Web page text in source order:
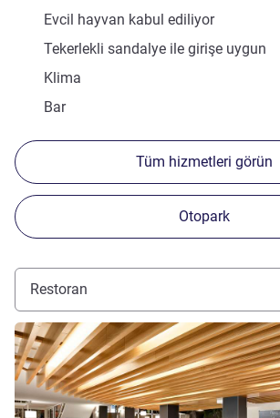
Evcil hayvan kabul ediliyor
Tekerlekli sandalye ile girişe uygun
Klima
Bar
Tüm hizmetleri görün
Otopark
Restoran
Ayrıntıları göster